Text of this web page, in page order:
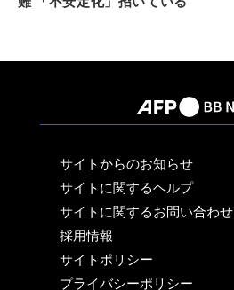
サイトからのお知らせ
サイトに関するヘルプ
サイトに関するお問い合わせ
採用情報
サイトポリシー
プライバシーポリシー